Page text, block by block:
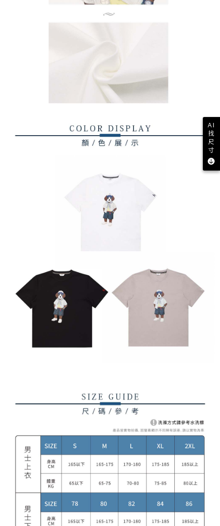
AI
找
尺
寸